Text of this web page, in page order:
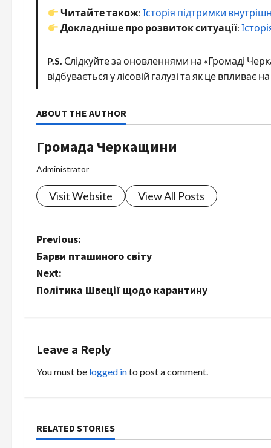
Читайте також: Історія підтримки
Докладніше про розвиток ситуації:
P.S. Слідкуйте за оновленнями на «Громаді
відбувається у лісовій галузі та як це впливає
ABOUT THE AUTHOR
Громада Черкащини
Administrator
Visit Website View All Posts
P
o
s
n
a
i
Previous:
Барви пташиного світу
Next:
Політика Швеції щодо карантину
Leave a Reply
You must be logged into post a comment.
RELATED STORIES